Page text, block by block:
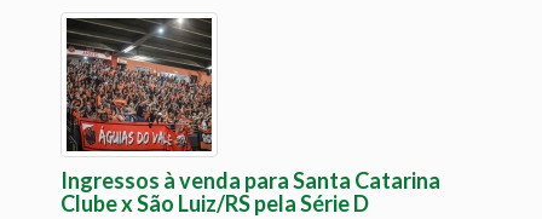
Ingressos à venda para Santa Catarina
Clube x São Luiz/RS pela Série D